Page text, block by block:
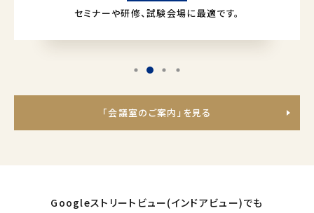
セミナーや研修、試験会場に最適です。
「会議室のご案内」を見る
Googleストリートビュー(インドアビュー)でも